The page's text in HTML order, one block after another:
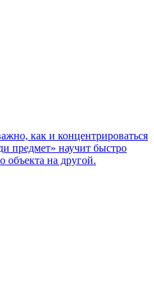
как и концентрироваться
предмет» научит быстро
объекта на другой.